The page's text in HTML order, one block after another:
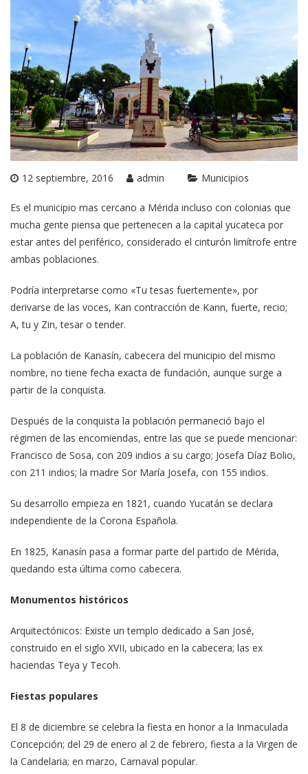
12 septiembre, 2016 admin Municipios
Es el municipio mas cercano a Mérida incluso con colonias que
mucha gente piensa que pertenecen a la capital yucateca por
estar antes del periférico, considerado el cinturón limítrofe entre
ambas poblaciones.
Podría interpretarse como «Tu tesas fuertemente», por
derivarse de las voces, Kan contracción de Kann, fuerte, recio;
A, tu y Zin, tesar o tender.
La población de Kanasín, cabecera del municipio del mismo
nombre, no tiene fecha exacta de fundación, aunque surge a
partir de la conquista.
Después de la conquista la población permaneció bajo el
régimen de las encomiendas, entre las que se puede mencionar:
Francisco de Sosa, con 209 indios a su cargo; Josefa Díaz Bolio,
con 211 indios; la madre Sor María Josefa, con 155 indios.
Su desarrollo empieza en 1821, cuando Yucatán se declara
independiente de la Corona Española.
En 1825, Kanasín pasa a formar parte del partido de Mérida,
quedando esta última como cabecera.
Monumentos históricos
Arquitectónicos: Existe un templo dedicado a San José,
construido en el siglo XVII, ubicado en la cabecera; las ex
haciendas Teya y Tecoh.
Fiestas populares
El 8 de diciembre se celebra la fiesta en honor a la Inmaculada
Concepción; del 29 de enero al 2 de febrero, fiesta a la Virgen de
la Candelaria; en marzo, Carnaval popular.